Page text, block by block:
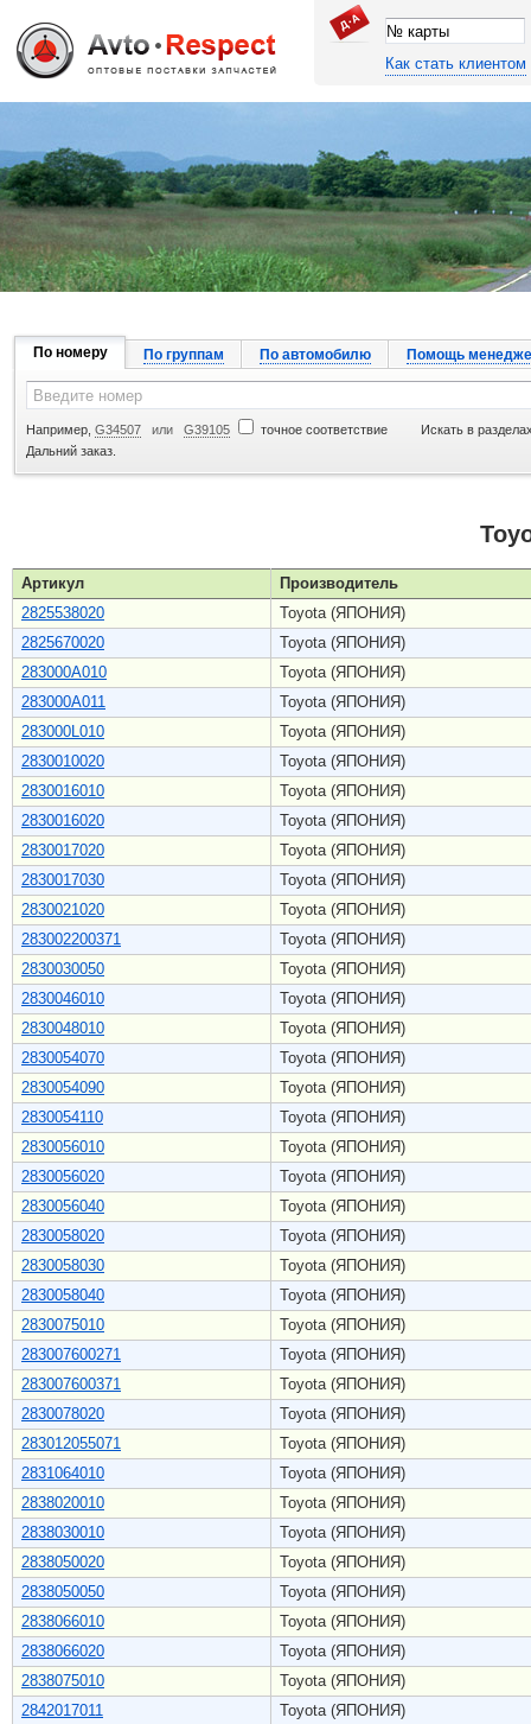
Джапан Авто
Как стать клиентом
По номеру По группам По автомобилю Помощь
Например, G34507 или G39105 точное соответствие
Искать в
Дальний заказ.
Артикул
Производитель
2825538020
Toyota (ЯПОНИЯ)
2825670020
Toyota (ЯПОНИЯ)
283000A010
Toyota (ЯПОНИЯ)
283000A011
Toyota (ЯПОНИЯ)
283000L010
Toyota (ЯПОНИЯ)
2830010020
Toyota (ЯПОНИЯ)
2830016010
Toyota (ЯПОНИЯ)
2830016020
Toyota (ЯПОНИЯ)
2830017020
Toyota (ЯПОНИЯ)
2830017030
Toyota (ЯПОНИЯ)
2830021020
Toyota (ЯПОНИЯ)
283002200371
Toyota (ЯПОНИЯ)
2830030050
Toyota (ЯПОНИЯ)
2830046010
Toyota (ЯПОНИЯ)
2830048010
Toyota (ЯПОНИЯ)
2830054070
Toyota (ЯПОНИЯ)
2830054090
Toyota (ЯПОНИЯ)
2830054110
Toyota (ЯПОНИЯ)
2830056010
Toyota (ЯПОНИЯ)
2830056020
Toyota (ЯПОНИЯ)
2830056040
Toyota (ЯПОНИЯ)
2830058020
Toyota (ЯПОНИЯ)
2830058030
Toyota (ЯПОНИЯ)
2830058040
Toyota (ЯПОНИЯ)
2830075010
Toyota (ЯПОНИЯ)
283007600271
Toyota (ЯПОНИЯ)
283007600371
Toyota (ЯПОНИЯ)
2830078020
Toyota (ЯПОНИЯ)
283012055071
Toyota (ЯПОНИЯ)
2831064010
Toyota (ЯПОНИЯ)
2838020010
Toyota (ЯПОНИЯ)
2838030010
Toyota (ЯПОНИЯ)
2838050020
Toyota (ЯПОНИЯ)
2838050050
Toyota (ЯПОНИЯ)
2838066010
Toyota (ЯПОНИЯ)
2838066020
Toyota (ЯПОНИЯ)
2838075010
Toyota (ЯПОНИЯ)
2842017011
Toyota (ЯПОНИЯ)